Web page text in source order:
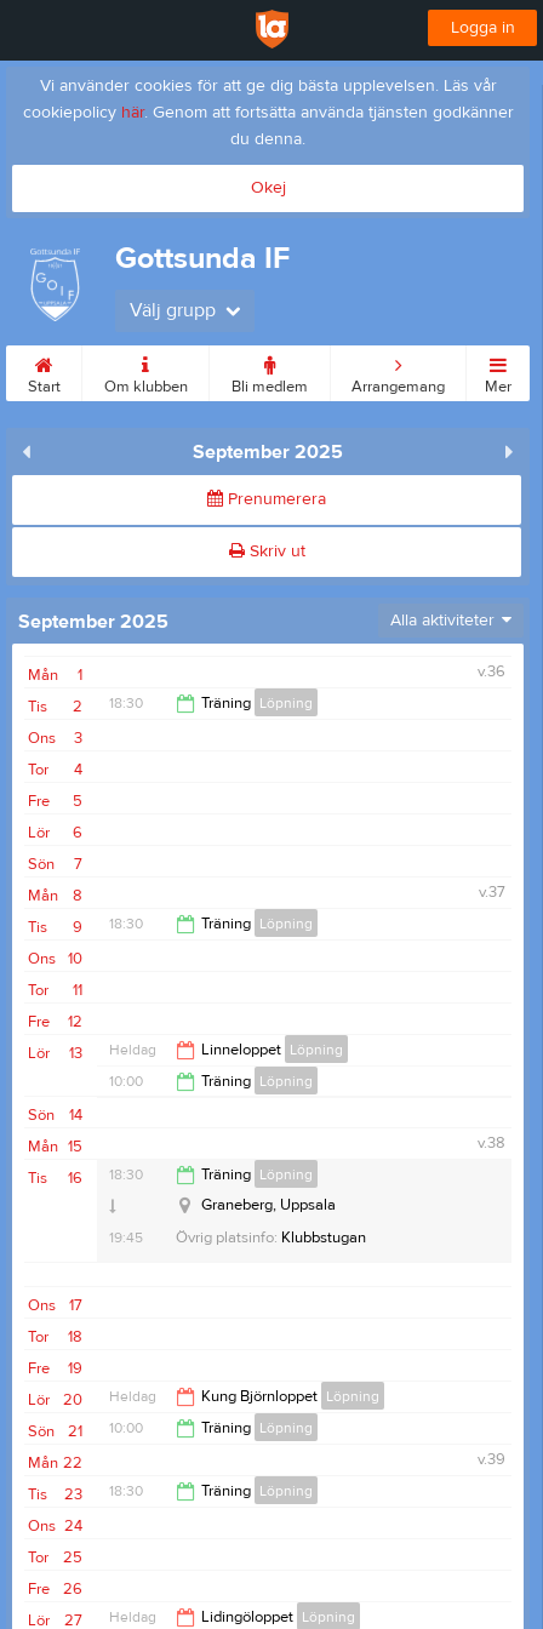
Logga in
Vi använder cookies för att ge dig bästa upplevelsen. Läs vår
cookiepolicy här. Genom att fortsätta använda tjänsten godkänner
du denna.
Okej
Gottsunda IF
Välj grupp
Start Om klubben Bli medlem Arrangemang Mer
September 2025
Prenumerera
Skriv ut
September 2025 Alla aktiviteter
1
Mån
v.36
2
Tis 18:30 Träning Löpning
3
Ons
4
Tor
5
Fre
6
Lör
7
Sön
8
Mån
v.37
9
Tis 18:30 Träning Löpning
10
Ons
11
Tor
12
Fre
13
Lör Heldag Linneloppet Löpning
10:00
Träning Löpning
14
Sön
15
Mån
v.38
16
Tis 18:30 Träning Löpning
19:45
Graneberg, Uppsala
Övrig platsinfo: Klubbstugan
17
Ons
18
Tor
19
Fre
20
Lör Heldag Kung Björnloppet Löpning
21
Sön 10:00 Träning Löpning
12:00
22
Mån
v.39
23
Tis 18:30 Träning Löpning
24
Ons
25
Tor
26
Fre
27
Lör Heldag Lidingöloppet Löpning